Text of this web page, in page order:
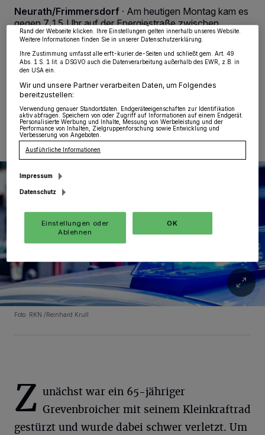
Neurath/Frimmersdorf · Am heutigen Montag kam es
gegen 7.15 Uhr auf der Energiestraße zwischen
Frimmersdorf und Neurath zu zwei Verkehrsunfällen,
verletzt wurde.
20.01.2025 , 15:26 Uhr Eine Minute Lesezeit
Foto: RKN./Reinhard Krull
Z unächst war ein 65-jähriger
Grevenbroicher mit seinem Kleinkraftrad
gestürzt und wurde dabei schwer verletzt. Um
möglicherweise nicht mehr so relevant für Sie. Sie können dieses Menü jederzeit
wieder aufrufen, um Ihre Einstellungen zu ändern oder Ihre Einwilligung zu
widerrufen, indem Sie auf den Link Einstellungen oder Ablehnen am unteren
Rand der Webseite klicken. Ihre Einstellungen gelten innerhalb unseres Website.
Weitere Informationen finden Sie in unserer Datenschutzerklärung.
Ihre Zustimmung umfasst alle erft-kurier.de-Seiten und schließt gem. Art. 49
Abs. 1 S. 1 lit. a DSGVO auch die Datenverarbeitung außerhalb des EWR, z.B. in
den USA ein.
Wir und unsere Partner verarbeiten Daten, um Folgendes
bereitzustellen:
Verwendung genauer Standortdaten. Endgeräteeigenschaften zur Identifikation
aktiv abfragen. Speichern von oder Zugriff auf Informationen auf einem Endgerät.
Personalisierte Werbung und Inhalte, Messung von Werbeleistung und der
Performance von Inhalten, Zielgruppenforschung sowie Entwicklung und
Verbesserung von Angeboten.
Ausführliche Informationen
Impressum
Datenschutz
Einstellungen oder
Ablehnen
OK